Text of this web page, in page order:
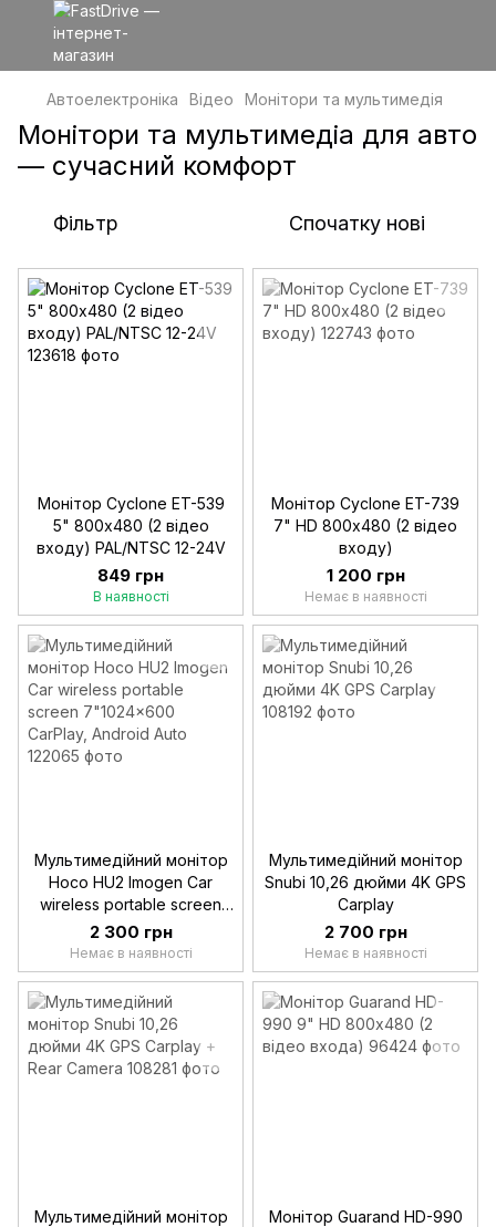
Автоелектроніка Відео Монітори та мультимедія
Монітори та мультимедіа для авто
— сучасний комфорт
Фільтр Спочатку нові
Монітор Cyclone ET-539
5" 800х480 (2 відео
входу) PAL/NTSC 12-24V
849 грн
В наявності
Монітор Cyclone ET-739
7" HD 800х480 (2 відео
входу)
1 200 грн
Немає в наявності
Мультимедійний монітор
Hoco HU2 Imogen Car
wireless portable screen
7"1024x600 CarPlay,
Android Auto
2 300 грн
Немає в наявності
Мультимедійний монітор
Snubi 10,26 дюйми 4K GPS
Carplay
2 700 грн
Немає в наявності
Мультимедійний монітор
Монітор Guarand HD-990